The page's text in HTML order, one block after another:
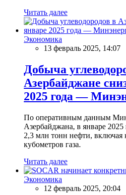
Читать далее
Экономика
13 февраль 2025, 14:07
Добыча
Азербайджане
2025 года —
По оперативным данным
Азербайджана, в январе
2,3 млн тонн нефти, включая
кубометров газа.
Читать далее
Экономика
12 февраль 2025, 20:04